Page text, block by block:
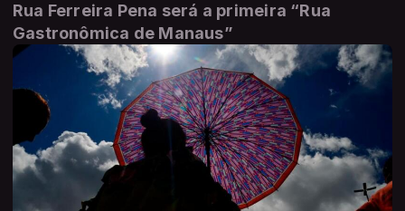
Rua Ferreira Pena será a primeira “Rua
Gastronômica de Manaus”